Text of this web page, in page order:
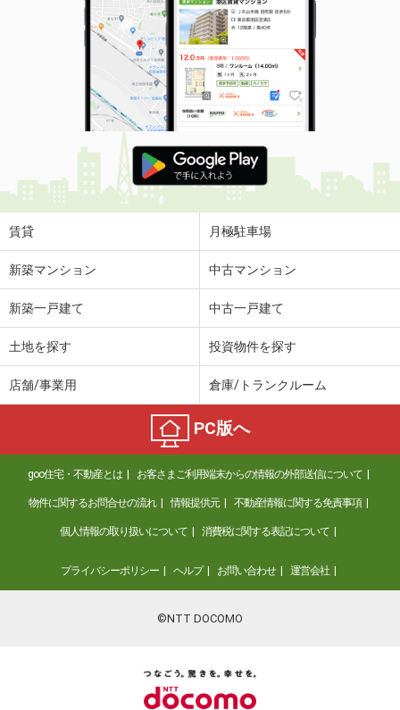
賃貸 月極駐車場
新築マンション 中古マンション
新築一戸建て 中古一戸建て
土地を探す 投資物件を探す
店舗/事業用 倉庫/トランクルーム
PC版へ
goo住宅・不動産とは お客さまご利用端末からの情報の外部送信について
物件に関するお問合せの流れ 情報提供元 不動産情報に関する免責事項
個人情報の取り扱いについて 消費税に関する表記について
プライバシーポリシー ヘルプ お問い合わせ 運営会社
©NTT DOCOMO